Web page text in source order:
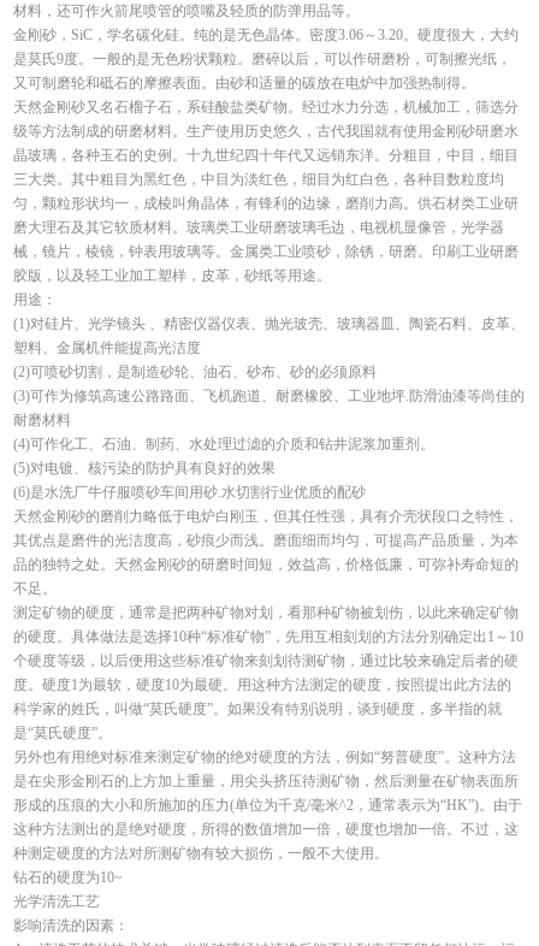
材料，还可作火箭尾喷管的喷嘴及轻质的防弹用品等。
金刚砂，SiC，学名碳化硅。纯的是无色晶体。密度3.06～3.20。硬度很大，大约
是莫氏9度。一般的是无色粉状颗粒。磨碎以后，可以作研磨粉，可制擦光纸，
又可制磨轮和砥石的摩擦表面。由砂和适量的碳放在电炉中加强热制得。
天然金刚砂又名石榴子石，系硅酸盐类矿物。经过水力分选，机械加工，筛选分
级等方法制成的研磨材料。生产使用历史悠久，古代我国就有使用金刚砂研磨水
晶玻璃，各种玉石的史例。十九世纪四十年代又远销东洋。分粗目，中目，细目
三大类。其中粗目为黑红色，中目为淡红色，细目为红白色，各种目数粒度均
匀，颗粒形状均一，成棱叫角晶体，有锋利的边缘，磨削力高。供石材类工业研
磨大理石及其它软质材料。玻璃类工业研磨玻璃毛边，电视机显像管，光学器
械，镜片，棱镜，钟表用玻璃等。金属类工业喷砂，除锈，研磨。印刷工业研磨
胶版，以及轻工业加工塑样，皮革，砂纸等用途。
用途：
(1)对硅片、光学镜头 、精密仪器仪表、抛光玻壳、玻璃器皿、陶瓷石料、皮革、
塑料、金属机件能提高光洁度
(2)可喷砂切割，是制造砂轮、油石、砂布、砂的必须原料
(3)可作为修筑高速公路路面、飞机跑道、耐磨橡胶、工业地坪.防滑油漆等尚佳的
耐磨材料
(4)可作化工、石油、制药、水处理过滤的介质和钻井泥浆加重剂。
(5)对电镀、核污染的防护具有良好的效果
(6)是水洗厂牛仔服喷砂车间用砂.水切割行业优质的配砂
天然金刚砂的磨削力略低于电炉白刚玉，但其任性强，具有介壳状段口之特性，
其优点是磨件的光洁度高，砂痕少而浅。磨面细而均匀，可提高产品质量，为本
品的独特之处。天然金刚砂的研磨时间短，效益高，价格低廉，可弥补寿命短的
不足。
测定矿物的硬度，通常是把两种矿物对划，看那种矿物被划伤，以此来确定矿物
的硬度。具体做法是选择10种“标准矿物”，先用互相刻划的方法分别确定出1～10
个硬度等级，以后便用这些标准矿物来刻划待测矿物，通过比较来确定后者的硬
度。硬度1为最软，硬度10为最硬。用这种方法测定的硬度，按照提出此方法的
科学家的姓氏，叫做“莫氏硬度”。如果没有特别说明，谈到硬度，多半指的就
是“莫氏硬度”。
另外也有用绝对标准来测定矿物的绝对硬度的方法，例如“努普硬度”。这种方法
是在尖形金刚石的上方加上重量，用尖头挤压待测矿物，然后测量在矿物表面所
形成的压痕的大小和所施加的压力(单位为千克/毫米^2，通常表示为“HK”)。由于
这种方法测出的是绝对硬度，所得的数值增加一倍，硬度也增加一倍。不过，这
种测定硬度的方法对所测矿物有较大损伤，一般不大使用。
钻石的硬度为10~
光学清洗工艺
影响清洗的因素：